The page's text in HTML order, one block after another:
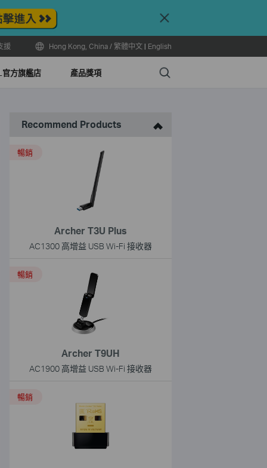
Close
援 Hong Kong, China / 繁體中文 | English
方旗艦店 產品獎項 Search
Recommend Products
Archer T3U Plus
AC1300 高增益 USB Wi-Fi 接收器
暢銷
Archer T9UH
AC1900 高增益 USB Wi-Fi 接收器
暢銷
暢銷